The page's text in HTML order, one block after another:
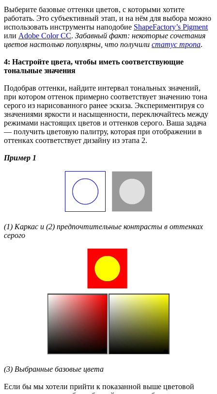
Выберите базовые оттенки цветов, с которыми хотите
работать. Это субъективный этап, и на нём для выбора можно
использовать инструменты наподобие ShapeFactory’s Pigment
или Adobe Color CC. Забавный факт: некоторые сочетания
цветов настолько популярны, что получили статус тропа.
4: Настройте цвета, чтобы иметь соответствующие
тональные значения
Подобрав оттенки, найдите интервал тональных значений,
при котором оттенок примерно соответствует значению тона
серого из нарисованного ранее эскиза. Экспериментируя со
значениями яркости и насыщенности, переключайтесь между
режимами настоящих цветов и оттенков серого. Ваша задача
— получить цветовую палитру, которая при отображении в
оттенках соответствует дизайну из этапа 2.
Пример 1
(1) Каркас и (2) предпочтительные контрасты в оттенках
серого
(3) Выбранные базовые цвета
Если бы мы хотели прийти к показанной выше цветовой